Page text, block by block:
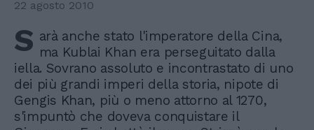
22 agosto 2010
S arà anche stato l'imperatore della Cina,
ma Kublai Khan era perseguitato dalla
iella. Sovrano assoluto e incontrastato di uno
dei più grandi imperi della storia, nipote di
Gengis Khan, più o meno attorno al 1270,
s'impuntò che doveva conquistare il